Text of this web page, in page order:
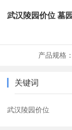
武汉陵园价位 墓
产品规格：
关键词
武汉陵园价位